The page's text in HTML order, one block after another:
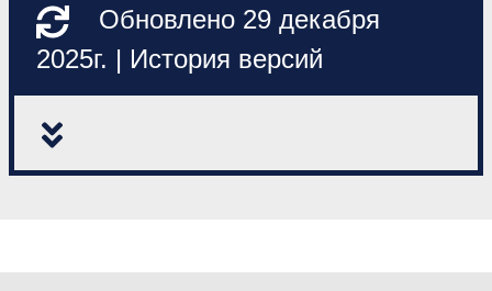
Обновлено 29 декабря
2025г. | История версий